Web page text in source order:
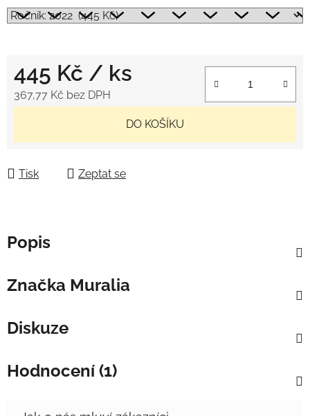
445 Kč / ks
367,77 Kč bez DPH
DO KOŠÍKU
Tisk Zeptat se
Popis
Značka Muralia
Diskuze
Hodnocení (1)